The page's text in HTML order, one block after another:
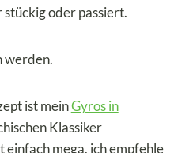
oder passiert.
werden.
ist meinGyros in
Klassiker
einfach mega, ich empfehle